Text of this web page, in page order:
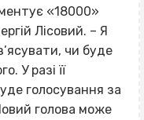
«18000»
Лісовий. – Я
чи буде
У разі її
голосування за
голова може